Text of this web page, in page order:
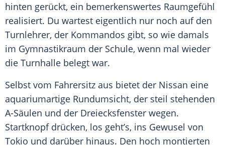
hinten gerückt, ein bemerkenswertes Raumgefühl
realisiert. Du wartest eigentlich nur noch auf den
Turnlehrer, der Kommandos gibt, so wie damals
im Gymnastikraum der Schule, wenn mal wieder
die Turnhalle belegt war.
Selbst vom Fahrersitz aus bietet der Nissan eine
aquariumartige Rundumsicht, der steil stehenden
A-Säulen und der Dreiecksfenster wegen.
Startknopfdrücken, los geht’s, ins Gewusel von
Tokio und darüber hinaus. Den hoch montierten